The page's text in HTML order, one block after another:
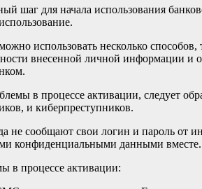
шаг для начала использования
использовать несколько
внесенной личной информации и
в процессе активации, следует
и киберпреступников.
не сообщают свои логин и пароль от
конфиденциальными данными вместе.
в процессе активации: